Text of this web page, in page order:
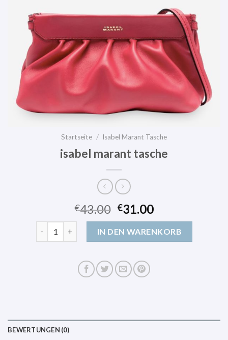
Startseite / Isabel Marant Tasche
isabel marant tasche
€43.00 €31.00
IN DEN WARENKORB
BEWERTUNGEN (0)